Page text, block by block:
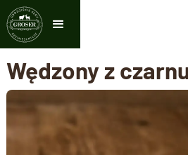
Wędzony z